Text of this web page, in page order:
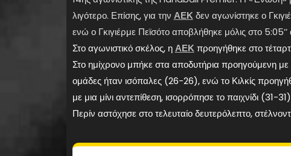
λιγότερο. Επίσης, για την ΑΕΚδεν αγωνίστηκε ο
ενώ ο Γκιγιέρμε Πεϊσότο αποβλήθηκε μόλις στο
Στο αγωνιστικό σκέλος, ηΑΕΚπροηγήθηκε στο
Στο ημίχρονο μπήκε στα αποδυτήρια προηγούμενη
ομάδες ήταν ισόπαλες (26-26), ενώ το Κιλκίς
με μια μίνι αντεπίθεση, ισορρόπησε το παιχνίδι
Περίν αστόχησε στο τελευταίο δευτερόλεπτο,